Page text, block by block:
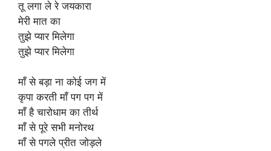
तू लगा ले रे जयकारा
मेरी मात का
तुझे प्यार मिलेगा
तुझे प्यार मिलेगा
माँ से बड़ा ना कोई जग में
कृपा करती माँ पग पग में
माँ है चारोधाम का तीर्थ
माँ से पूरे सभी मनोरथ
माँ से पगले प्रीत जोड़ले